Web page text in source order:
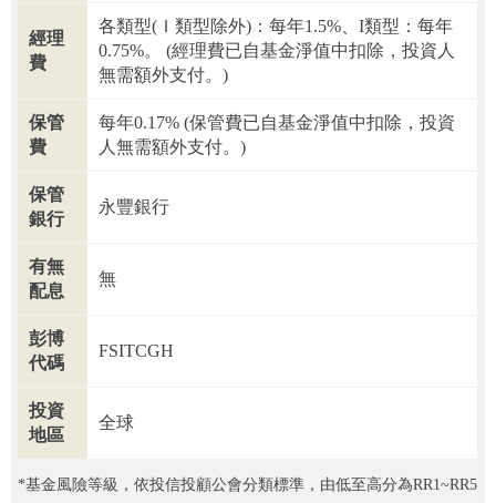
經理
費
各類型(Ｉ類型除外)：每年1.5%、I類型：每年
0.75%。 (經理費已自基金淨值中扣除，投資人
無需額外支付。)
保管
費
每年0.17% (保管費已自基金淨值中扣除，投資
人無需額外支付。)
保管
銀行
永豐銀行
有無
配息
無
彭博
代碼
FSITCGH
投資
地區
全球
*基金風險等級，依投信投顧公會分類標準，由低至高分為RR1~RR5